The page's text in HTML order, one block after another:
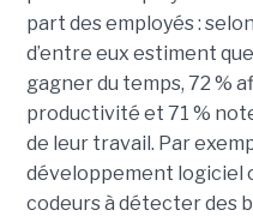
part des employés :
d’entre eux estiment
gagner du temps, 72 %
productivité et 71 %
de leur travail. Par
développement logiciel
codeurs à détecter des